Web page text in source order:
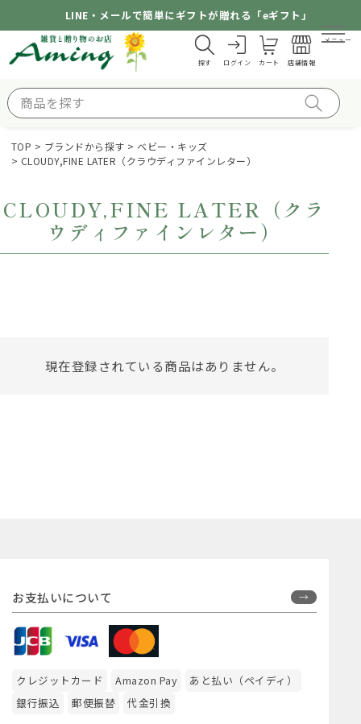
LINE・メールで簡単にギフトが贈れる「eギフト」
探す ログイン カート 店舗情報
メニュー
TOP ブランドから探す
ベビー・キッズ
CLOUDY,FINE LATER（クラウディファインレター）
CLOUDY,FINE LATER（クラ
ウディファインレター）
現在登録されている商品はありません。
お支払いについて
クレジットカード Amazon Pay
あと払い（ペイディ）
銀行振込
郵便振替 代金引換